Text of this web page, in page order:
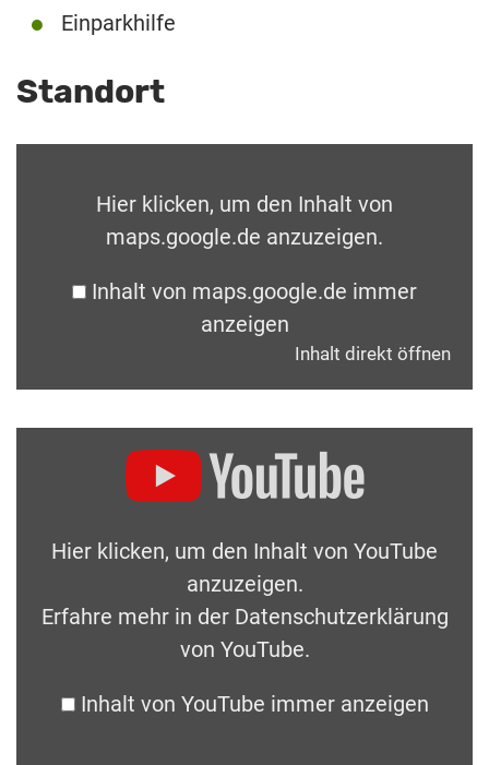
Einparkhilfe
Standort
Hier klicken, um den Inhalt von
maps.google.de anzuzeigen.
Inhalt von maps.google.de immer
anzeigen
Inhalt direkt öffnen
Hier klicken, um den Inhalt von YouTube
anzuzeigen.
Erfahre mehr in der Datenschutzerklärung
von YouTube.
Inhalt von YouTube immer anzeigen